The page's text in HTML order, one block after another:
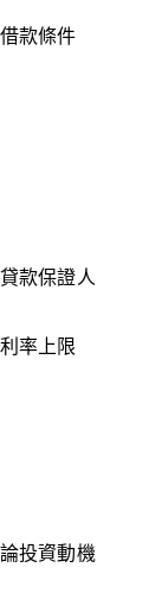
款條件
款保證人
率上限
投資動機